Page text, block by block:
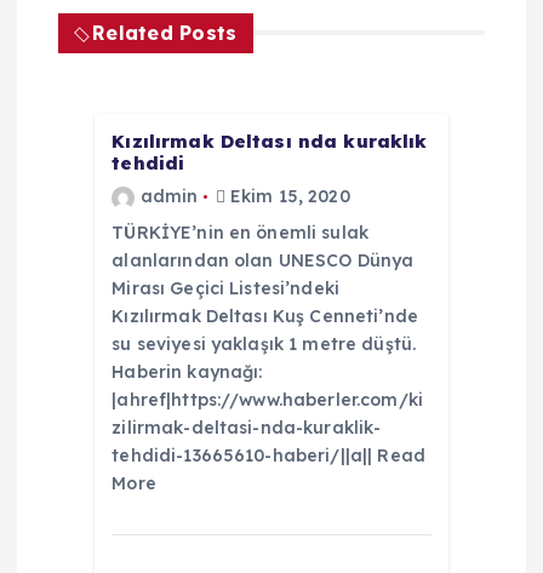
e
Related Posts
Kızılırmak Deltası nda kuraklık
tehdidi
admin
Ekim 15, 2020
TÜRKİYE’nin en önemli sulak
alanlarından olan UNESCO Dünya
Mirası Geçici Listesi’ndeki
Kızılırmak Deltası Kuş Cenneti’nde
su seviyesi yaklaşık 1 metre düştü.
Haberin kaynağı:
|ahref|https://www.haberler.com/ki
zilirmak-deltasi-nda-kuraklik-
tehdidi-13665610-haberi/||a|| Read
More